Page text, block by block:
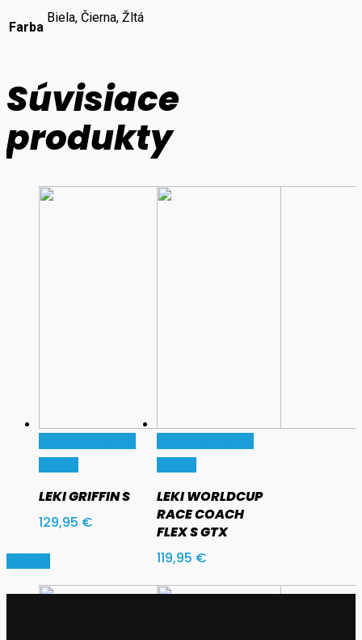
Farba
Biela, Čierna, Žltá
Súvisiace
produkty
LEKI GRIFFIN S
129,95 €
LEKI WORLDCUP
RACE COACH
FLEX S GTX
119,95 €